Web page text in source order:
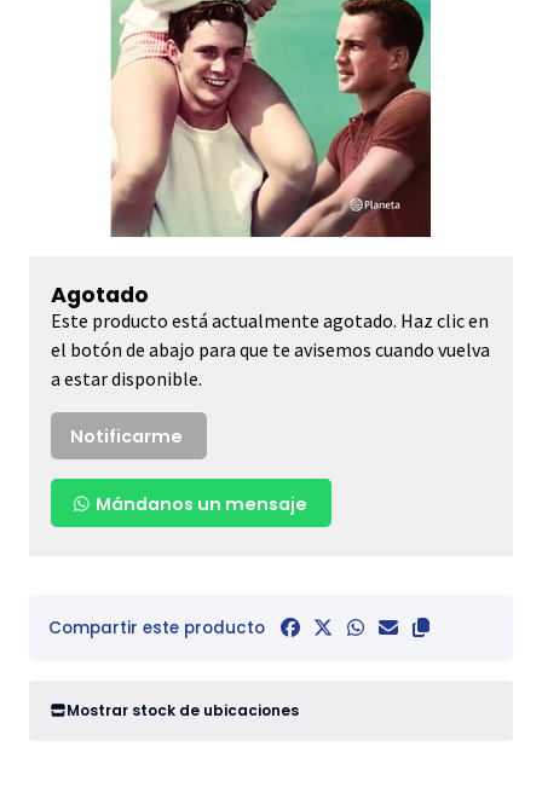
Agotado
Este producto está actualmente agotado. Haz clic en
el botón de abajo para que te avisemos cuando vuelva
a estar disponible.
Notificarme
Mándanos un mensaje
Compartir este producto
Mostrar stock de ubicaciones